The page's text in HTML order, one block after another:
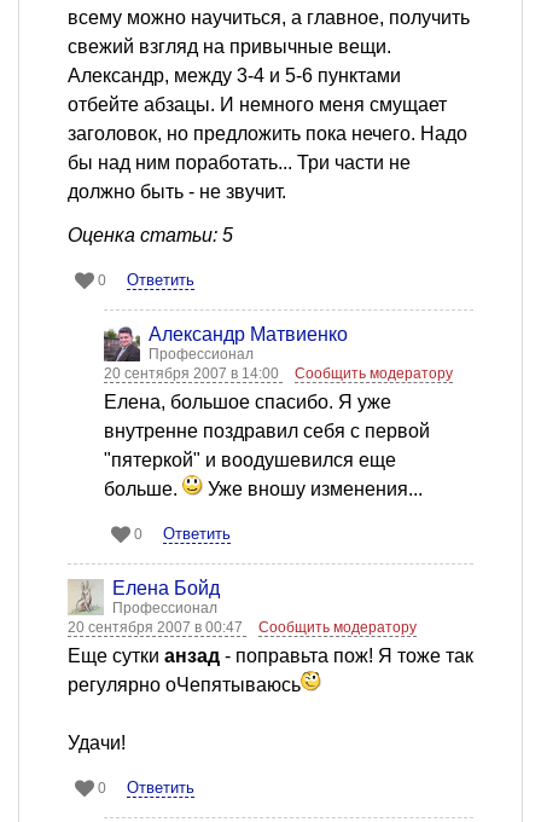
всему можно научиться, а главное, получить
свежий взгляд на привычные вещи.
Александр, между 3-4 и 5-6 пунктами
отбейте абзацы. И немного меня смущает
заголовок, но предложить пока нечего. Надо
бы над ним поработать... Три части не
должно быть - не звучит.
Оценка статьи: 5
0 Ответить
Александр Матвиенко
Профессионал
20 сентября 2007 в 14:00
Сообщить модератору
Елена, большое спасибо. Я уже
внутренне поздравил себя с первой
"пятеркой" и воодушевился еще
больше.
Уже вношу изменения...
0 Ответить
Елена Бойд
Профессионал
20 сентября 2007 в 00:47
Сообщить модератору
Еще сутки анзад - поправьта пож! Я тоже так
регулярно оЧепятываюсь
Удачи!
0 Ответить